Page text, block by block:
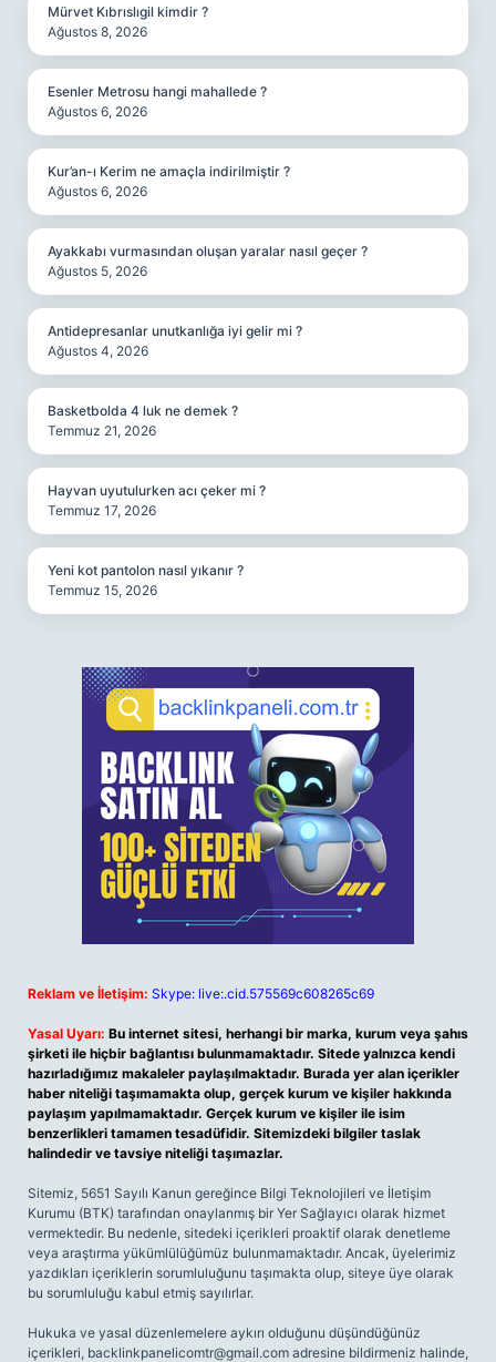
Mürvet Kıbrıslıgil kimdir ?
Ağustos 8, 2026
Esenler Metrosu hangi mahallede ?
Ağustos 6, 2026
Kur’an-ı Kerim ne amaçla indirilmiştir ?
Ağustos 6, 2026
Ayakkabı vurmasından oluşan yaralar nasıl geçer ?
Ağustos 5, 2026
Antidepresanlar unutkanlığa iyi gelir mi ?
Ağustos 4, 2026
Basketbolda 4 luk ne demek ?
Temmuz 21, 2026
Hayvan uyutulurken acı çeker mi ?
Temmuz 17, 2026
Yeni kot pantolon nasıl yıkanır ?
Temmuz 15, 2026
Reklam ve İletişim: Skype: live:.cid.575569c608265c69
Yasal Uyarı: Bu internet sitesi, herhangi bir marka, kurum veya şahıs
şirketi ile hiçbir bağlantısı bulunmamaktadır. Sitede yalnızca kendi
hazırladığımız makaleler paylaşılmaktadır. Burada yer alan içerikler
haber niteliği taşımamakta olup, gerçek kurum ve kişiler hakkında
paylaşım yapılmamaktadır. Gerçek kurum ve kişiler ile isim
benzerlikleri tamamen tesadüfidir. Sitemizdeki bilgiler taslak
halindedir ve tavsiye niteliği taşımazlar.
Sitemiz, 5651 Sayılı Kanun gereğince Bilgi Teknolojileri ve İletişim
Kurumu (BTK) tarafından onaylanmış bir Yer Sağlayıcı olarak hizmet
vermektedir. Bu nedenle, sitedeki içerikleri proaktif olarak denetleme
veya araştırma yükümlülüğümüz bulunmamaktadır. Ancak, üyelerimiz
yazdıkları içeriklerin sorumluluğunu taşımakta olup, siteye üye olarak
bu sorumluluğu kabul etmiş sayılırlar.
Hukuka ve yasal düzenlemelere aykırı olduğunu düşündüğünüz
içerikleri, backlinkpanelicomtr@gmail.com adresine bildirmeniz halinde,